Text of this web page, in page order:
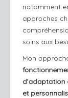
notamment
approches
soins aux
Mon
d’adaptation
et